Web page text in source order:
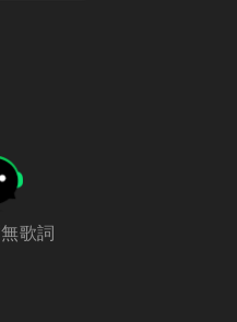
歌詞